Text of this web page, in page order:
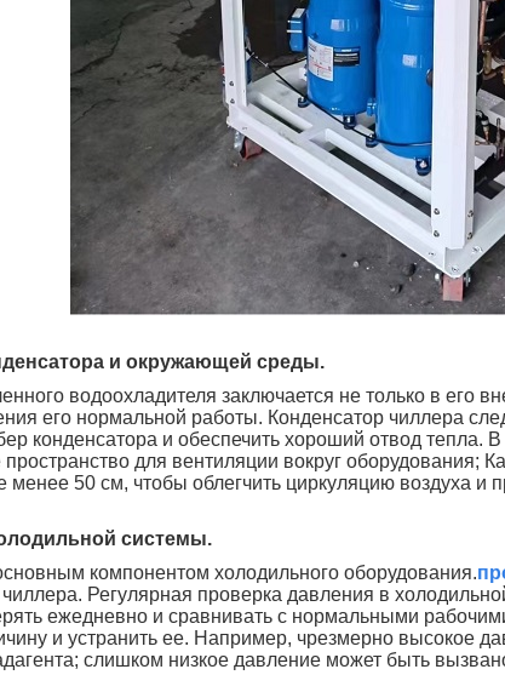
и окружающей среды.
водоохладителя заключается не только в
его нормальной работы. Конденсатор чиллера
конденсатора и обеспечить хороший отвод
пространство для вентиляции вокруг
менее 50 см, чтобы облегчить циркуляцию воздуха и
системы.
компонентом холодильного оборудования.
Регулярная проверка давления в
ежедневно и сравнивать с нормальными
и устранить ее. Например, чрезмерно высокое
слишком низкое давление может быть